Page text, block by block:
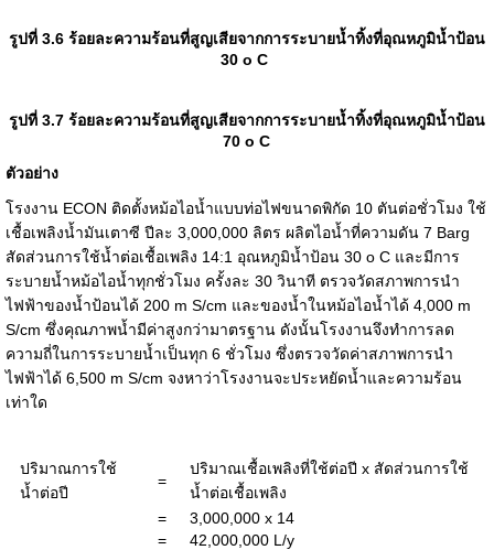
รูปที่ 3.6 ร้อยละความร้อนที่สูญเสียจากการระบายน้ำทิ้งที่อุณหภูมิน้ำป้อน
30 o C
รูปที่ 3.7 ร้อยละความร้อนที่สูญเสียจากการระบายน้ำทิ้งที่อุณหภูมิน้ำป้อน
70 o C
ตัวอย่าง
โรงงาน ECON ติดตั้งหม้อไอน้ำแบบท่อไฟขนาดพิกัด 10 ตันต่อชั่วโมง ใช้
เชื้อเพลิงน้ำมันเตาซี ปีละ 3,000,000 ลิตร ผลิตไอน้ำที่ความดัน 7 Barg
สัดส่วนการใช้น้ำต่อเชื้อเพลิง 14:1 อุณหภูมิน้ำป้อน 30 o C และมีการ
ระบายน้ำหม้อไอน้ำทุกชั่วโมง ครั้งละ 30 วินาที ตรวจวัดสภาพการนำ
ไฟฟ้าของน้ำป้อนได้ 200 m S/cm และของน้ำในหม้อไอน้ำได้ 4,000 m
S/cm ซึ่งคุณภาพน้ำมีค่าสูงกว่ามาตรฐาน ดังนั้นโรงงานจึงทำการลด
ความถี่ในการระบายน้ำเป็นทุก 6 ชั่วโมง ซึ่งตรวจวัดค่าสภาพการนำ
ไฟฟ้าได้ 6,500 m S/cm จงหาว่าโรงงานจะประหยัดน้ำและความร้อน
เท่าใด
ปริมาณการใช้
น้ำต่อปี
=
ปริมาณเชื้อเพลิงที่ใช้ต่อปี x สัดส่วนการใช้
น้ำต่อเชื้อเพลิง
=
3,000,000 x 14
=
42,000,000 L/y